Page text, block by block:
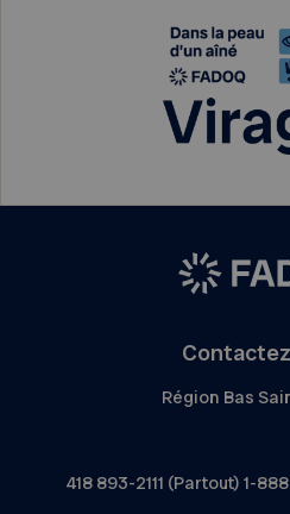
Région Bas
418 893-2111 (Partout) 1-